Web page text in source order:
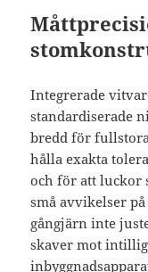
Integrerade
standardiserade
bredd för
hålla exakta
och för att luckor
små avvikelser
gångjärn inte
skaver mot